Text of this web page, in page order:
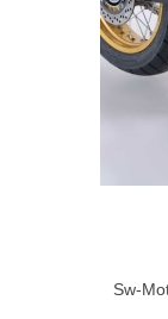
Sw-